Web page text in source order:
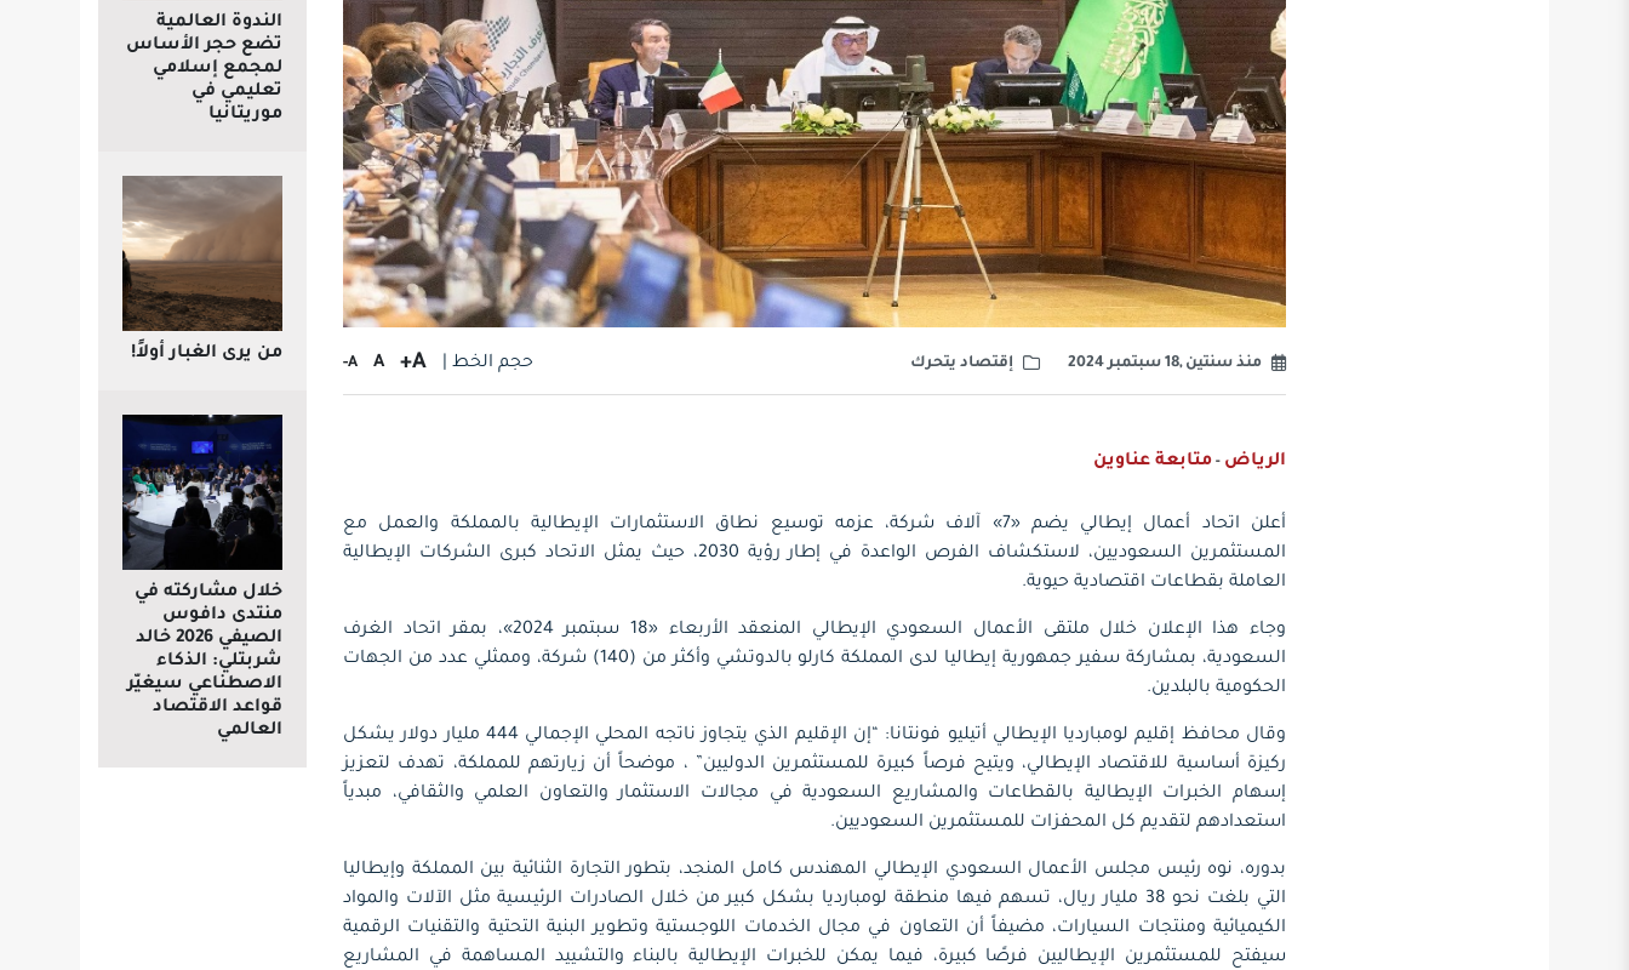
منذ سنتين ,18 سبتمبر 2024 إقتصاد يتحرك حجم الخط | A+
A
A-
الرياض - متابعة عناوين
أعلن اتحاد أعمال إيطالي يضم «7» آلاف شركة، عزمه توسيع نطاق الاستثمارات الإيطالية بالمملكة والعمل مع
المستثمرين السعوديين، لاستكشاف الفرص الواعدة في إطار رؤية 2030، حيث يمثل الاتحاد كبرى الشركات الإيطالية
العاملة بقطاعات اقتصادية حيوية.
وجاء هذا الإعلان خلال ملتقى الأعمال السعودي الإيطالي المنعقد الأربعاء «18 سبتمبر 2024»، بمقر اتحاد الغرف
السعودية، بمشاركة سفير جمهورية إيطاليا لدى المملكة كارلو بالدوتشي وأكثر من (140) شركة، وممثلي عدد من الجهات
الحكومية بالبلدين.
وقال محافظ إقليم لومبارديا الإيطالي أتيليو فونتانا: “إن الإقليم الذي يتجاوز ناتجه المحلي الإجمالي 444 مليار دولار يشكل
ركيزة أساسية للاقتصاد الإيطالي، ويتيح فرصاً كبيرة للمستثمرين الدوليين” ، موضحاً أن زيارتهم للمملكة، تهدف لتعزيز
إسهام الخبرات الإيطالية بالقطاعات والمشاريع السعودية في مجالات الاستثمار والتعاون العلمي والثقافي، مبدياً
استعدادهم لتقديم كل المحفزات للمستثمرين السعوديين.
بدوره، نوه رئيس مجلس الأعمال السعودي الإيطالي المهندس كامل المنجد، بتطور التجارة الثنائية بين المملكة وإيطاليا
التي بلغت نحو 38 مليار ريال، تسهم فيها منطقة لومبارديا بشكل كبير من خلال الصادرات الرئيسية مثل الآلات والمواد
الكيميائية ومنتجات السيارات، مضيفاً أن التعاون في مجال الخدمات اللوجستية وتطوير البنية التحتية والتقنيات الرقمية
سيفتح للمستثمرين الإيطاليين فرصًا كبيرة، فيما يمكن للخبرات الإيطالية بالبناء والتشييد المساهمة في المشاريع
الندوة العالمية
تضع حجر الأساس
لمجمع إسلامي
تعليمي في
موريتانيا
من يرى الغبار أولاً!
خلال مشاركته في
منتدى دافوس
الصيفي 2026 خالد
شربتلي: الذكاء
الاصطناعي سيغيّر
قواعد الاقتصاد
العالمي